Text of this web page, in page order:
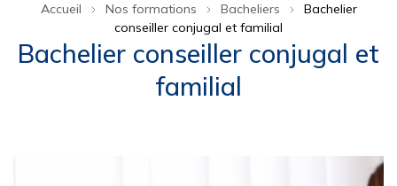
Accueil Nos formations Bacheliers
Bachelier
conseiller conjugal et familial
Bachelier conseiller conjugal et
familial